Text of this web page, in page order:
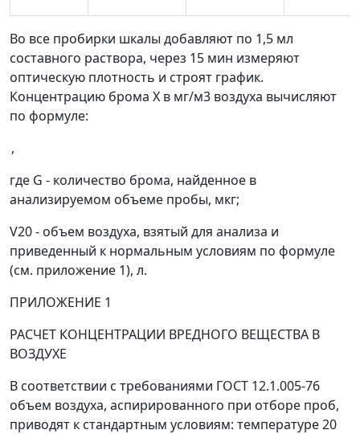
Во все пробирки шкалы добавляют по 1,5 мл
составного раствора, через 15 мин измеряют
оптическую плотность и строят график.
Концентрацию брома X в мг/м3 воздуха вычисляют
по формуле:
,
где G - количество брома, найденное в
анализируемом объеме пробы, мкг;
V20- объем воздуха, взятый для анализа и
приведенный к нормальным условиям по формуле
(см. приложение 1), л.
ПРИЛОЖЕНИЕ 1
РАСЧЕТ КОНЦЕНТРАЦИИ ВРЕДНОГО ВЕЩЕСТВА В
ВОЗДУХЕ
В соответствии с требованиями ГОСТ 12.1.005-76
объем воздуха, аспирированного при отборе проб,
приводят к стандартным условиям: температуре 20